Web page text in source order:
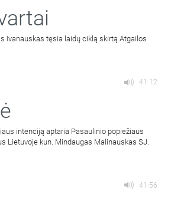
Ivanauskas tęsia laidų ciklą skirtą Atgailos
41:12
intenciją aptaria Pasaulinio popiežiaus
Lietuvoje kun. Mindaugas Malinauskas SJ.
41:56